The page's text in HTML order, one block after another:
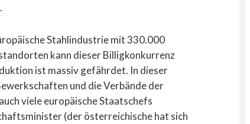
Stahlindustrie mit 330.000
kann dieser Billigkonkurrenz
ist massiv gefährdet. In dieser
und die Verbände der
viele europäische Staatschefs
(der österreichische hat sich